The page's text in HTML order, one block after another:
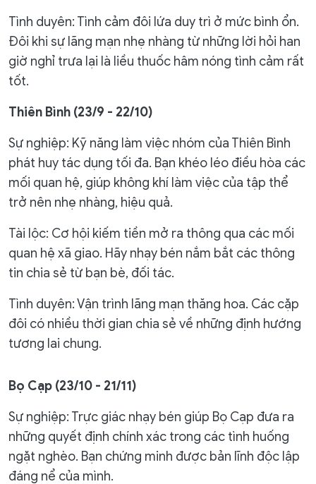
Tình duyên: Tình cảm đôi lứa duy trì ở mức bình ổn.
Đôi khi sự lãng mạn nhẹ nhàng từ những lời hỏi han
giờ nghỉ trưa lại là liều thuốc hâm nóng tình cảm rất
tốt.
Thiên Bình (23/9 - 22/10)
Sự nghiệp: Kỹ năng làm việc nhóm của Thiên Bình
phát huy tác dụng tối đa. Bạn khéo léo điều hòa các
mối quan hệ, giúp không khí làm việc của tập thể
trở nên nhẹ nhàng, hiệu quả.
Tài lộc: Cơ hội kiếm tiền mở ra thông qua các mối
quan hệ xã giao. Hãy nhạy bén nắm bắt các thông
tin chia sẻ từ bạn bè, đối tác.
Tình duyên: Vận trình lãng mạn thăng hoa. Các cặp
đôi có nhiều thời gian chia sẻ về những định hướng
tương lai chung.
Bọ Cạp (23/10 - 21/11)
Sự nghiệp: Trực giác nhạy bén giúp Bọ Cạp đưa ra
những quyết định chính xác trong các tình huống
ngặt nghèo. Bạn chứng minh được bản lĩnh độc lập
đáng nể của mình.